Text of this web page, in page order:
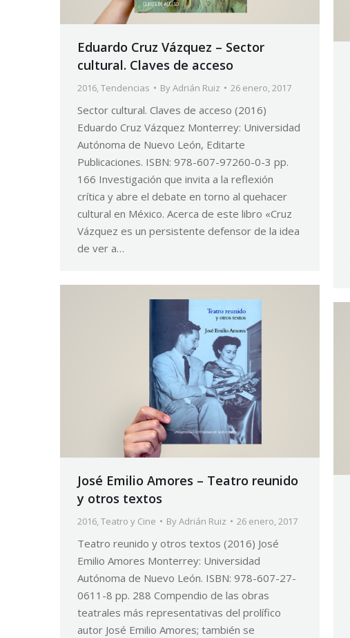
Eduardo Cruz Vázquez – Sector
cultural. Claves de acceso
2016,Tendencias ByAdrián Ruiz 26 enero, 2017
Sector cultural. Claves de acceso (2016)
Eduardo Cruz Vázquez Monterrey: Universidad
Autónoma de Nuevo León, Editarte
Publicaciones. ISBN: 978-607-97260-0-3 pp.
166 Investigación que invita a la reflexión
crítica y abre el debate en torno al quehacer
cultural en México. Acerca de este libro «Cruz
Vázquez es un persistente defensor de la idea
de ver a…
José Emilio Amores – Teatro reunido
y otros textos
2016,Teatro y Cine ByAdrián Ruiz 26 enero, 2017
Teatro reunido y otros textos (2016) José
Emilio Amores Monterrey: Universidad
Autónoma de Nuevo León. ISBN: 978-607-27-
0611-8 pp. 288 Compendio de las obras
teatrales más representativas del prolífico
autor José Emilio Amores; también se